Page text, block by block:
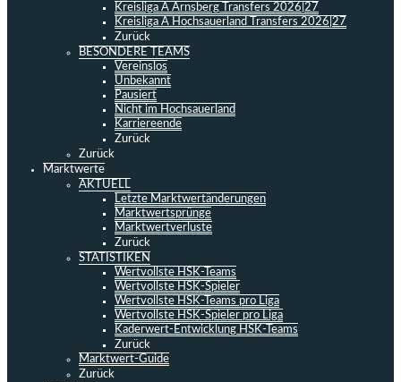
Kreisliga A Arnsberg Transfers 2026|27
Kreisliga A Hochsauerland Transfers 2026|27
Zurück
BESONDERE TEAMS
Vereinslos
Unbekannt
Pausiert
Nicht im Hochsauerland
Karriereende
Zurück
Zurück
Marktwerte
AKTUELL
Letzte Marktwertänderungen
Marktwertsprünge
Marktwertverluste
Zurück
STATISTIKEN
Wertvollste HSK-Teams
Wertvollste HSK-Spieler
Wertvollste HSK-Teams pro Liga
Wertvollste HSK-Spieler pro Liga
Kaderwert-Entwicklung HSK-Teams
Zurück
Marktwert-Guide
Zurück